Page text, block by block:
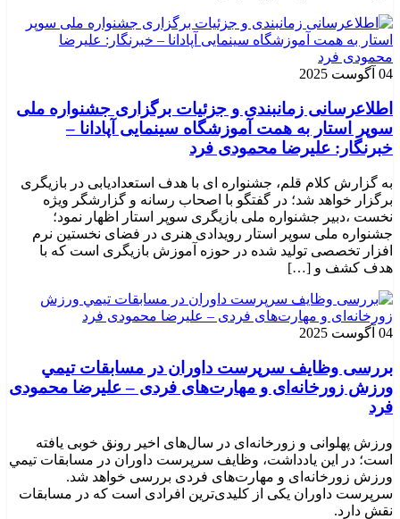
04 آگوست 2025
اطلاعرسانی زمانبندی و جزئیات برگزاری جشنواره ملی
سوپر استار به همت آموزشگاه سینمایی آپادانا –
خبرنگار: علیرضا محمودی فرد
به گزارش کلام قلم، جشنواره ای با هدف استعدادیابی در بازیگری
برگزار خواهد شد؛ در گفتگو با اصحاب رسانه و گزارشگر ویژه
نخست ،دبیر جشنواره ملی بازیگری سوپر استار اظهار نمود؛
جشنواره ملی سوپر استار رویدادی هنری در فضای نخستین نرم
افزار تخصصی تولید شده در حوزه آموزش بازیگری است که با
هدف کشف و […]
04 آگوست 2025
بررسی وظايف سرپرست داوران در مسابقات تیمي
ورزش زورخانه‌ای و مهارت‌های فردی – علیرضا محمودی
فرد
ورزش پهلوانی و زورخانه‌ای در سال‌های اخیر رونق خوبی یافته
است؛ در این یادداشت، وظایف سرپرست داوران در مسابقات تیمي
ورزش زورخانه‌ای و مهارت‌های فردی بررسی خواهد شد.
سرپرست داوران یکی از کلیدی‌ترین افرادی است که در مسابقات
نقش دارد.